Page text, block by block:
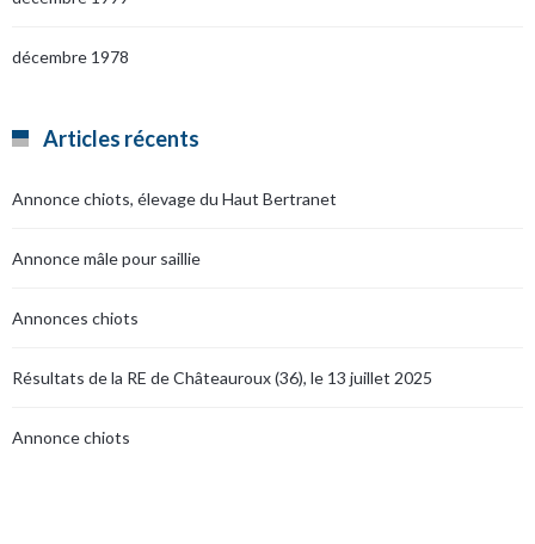
décembre 1978
Articles récents
Annonce chiots, élevage du Haut Bertranet
Annonce mâle pour saillie
Annonces chiots
Résultats de la RE de Châteauroux (36), le 13 juillet 2025
Annonce chiots